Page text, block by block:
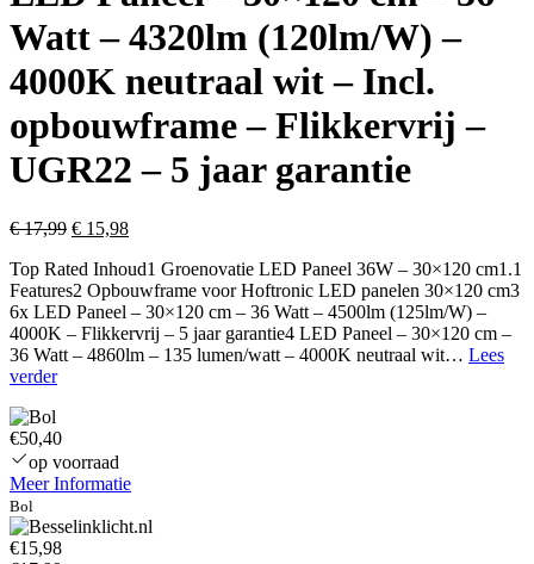
Watt – 4320lm (120lm/W) –
4000K neutraal wit – Incl.
opbouwframe – Flikkervrij –
UGR22 – 5 jaar garantie
€17,99 Oorspronkelijke
was:
€ 17,99.
€ 15,98Huidige
is:
€ 15,98.
Top Rated Inhoud1 Groenovatie LED Paneel 36W – 30×120 cm1.1
Features2 Opbouwframe voor Hoftronic LED panelen 30×120 cm3
6x LED Paneel – 30×120 cm – 36 Watt – 4500lm (125lm/W) –
4000K – Flikkervrij – 5 jaar garantie4 LED Paneel – 30×120 cm –
36 Watt – 4860lm – 135 lumen/watt – 4000K neutraal wit… Lees
verderLED
30×120
cm
–
Watt
–
€50,40
op voorraad
Meer Informatie
Bol
€15,98